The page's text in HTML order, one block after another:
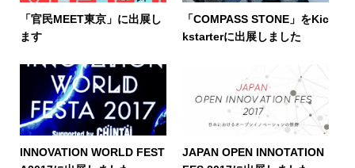
「官民MEET東京」に出展し
ます
「COMPASS STONE」をKic
kstarterに出展しました
INNOVATION WORLD FEST
JAPAN OPEN INNOTATION